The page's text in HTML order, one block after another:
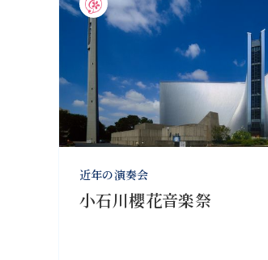
近年の演奏会
小石川櫻花音楽祭